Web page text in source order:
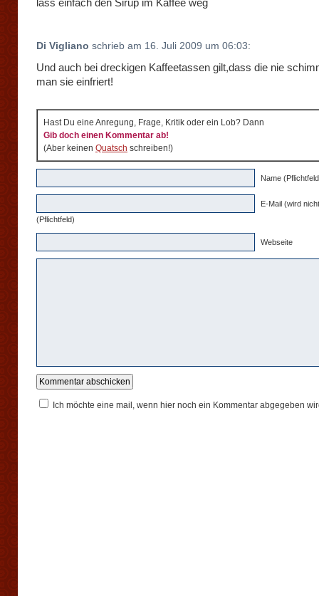
lass einfach den Sirup im Kaffee weg
Di Vigliano schrieb am 16. Juli 2009 um 06:03:
Und auch bei dreckigen Kaffeetassen gilt,dass die nie
man sie einfriert!
Hast Du eine Anregung, Frage, Kritik oder ein Lob? Dann
Gib doch einen Kommentar ab!
(Aber keinen Quatsch schreiben!)
Name
E-Mail (wird
(Pflichtfeld)
Webseite
Ich möchte eine mail, wenn hier noch ein Kommentar abgegeben